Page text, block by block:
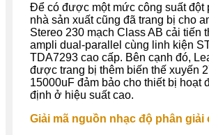
Để có được một mức công suất đột
nhà sản xuất cũng đã trang bị cho
Stereo 230 mạch Class AB cải tiến
ampli dual-parallel cùng linh kiện
TDA7293 cao cấp. Bên cạnh đó,
được trang bị thêm biến thế xuyến
15000uF đảm bảo cho thiết bị hoạt
định ở hiệu suất cao.
Giải mã nguồn nhạc độ phân giải